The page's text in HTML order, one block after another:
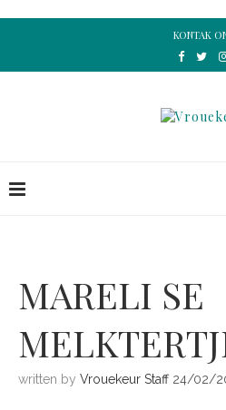
KONTAK
MARELI SE
written by Vrouekeur Staff 24/02/